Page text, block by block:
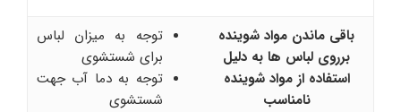
باقی ماندن مواد شوینده
برروی لباس ها به دلیل
استفاده از مواد شوینده
نامناسب
توجه به میزان لباس
برای شستشوی
توجه به دما آب جهت
شستشوی